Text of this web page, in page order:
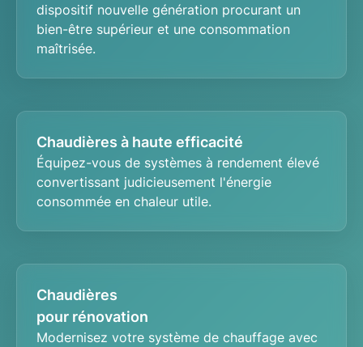
dispositif nouvelle génération procurant un
bien-être supérieur et une consommation
maîtrisée.
Chaudières à haute efficacité
Équipez-vous de systèmes à rendement élevé
convertissant judicieusement l'énergie
consommée en chaleur utile.
Chaudières
pour rénovation
Modernisez votre système de chauffage avec